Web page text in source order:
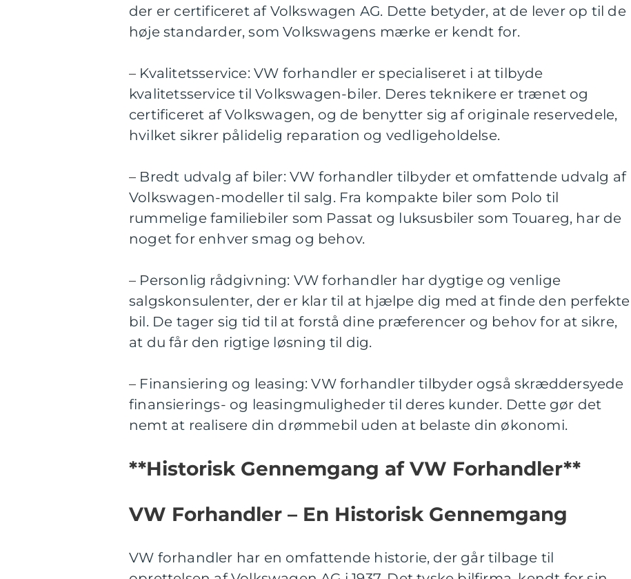
der er certificeret af Volkswagen AG. Dette betyder, at de lever op til de
høje standarder, som Volkswagens mærke er kendt for.
– Kvalitetsservice: VW forhandler er specialiseret i at tilbyde
kvalitetsservice til Volkswagen-biler. Deres teknikere er trænet og
certificeret af Volkswagen, og de benytter sig af originale reservedele,
hvilket sikrer pålidelig reparation og vedligeholdelse.
– Bredt udvalg af biler: VW forhandler tilbyder et omfattende udvalg af
Volkswagen-modeller til salg. Fra kompakte biler som Polo til
rummelige familiebiler som Passat og luksusbiler som Touareg, har de
noget for enhver smag og behov.
– Personlig rådgivning: VW forhandler har dygtige og venlige
salgskonsulenter, der er klar til at hjælpe dig med at finde den perfekte
bil. De tager sig tid til at forstå dine præferencer og behov for at sikre,
at du får den rigtige løsning til dig.
– Finansiering og leasing: VW forhandler tilbyder også skræddersyede
finansierings- og leasingmuligheder til deres kunder. Dette gør det
nemt at realisere din drømmebil uden at belaste din økonomi.
**Historisk Gennemgang af VW Forhandler**
VW Forhandler – En Historisk Gennemgang
VW forhandler har en omfattende historie, der går tilbage til